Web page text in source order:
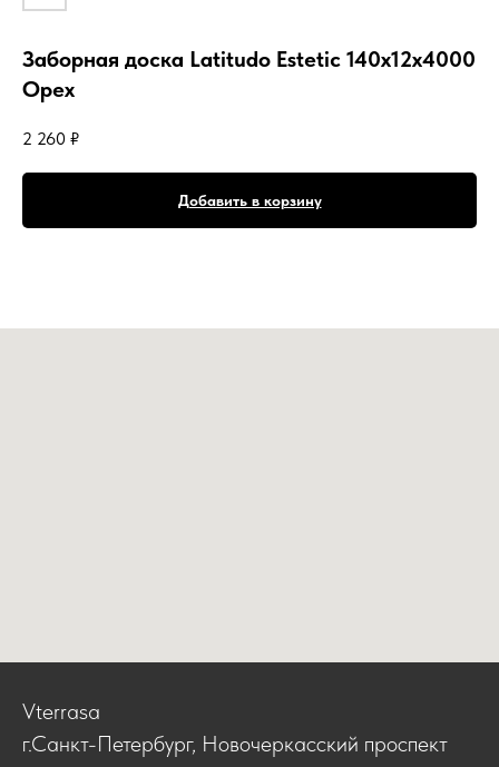
Заборная доска Latitudo Estetic 140х12х4000
Орех
2 260 ₽
Добавить в корзину
Vterrasa
г.Санкт-Петербург, Новочеркасский проспект